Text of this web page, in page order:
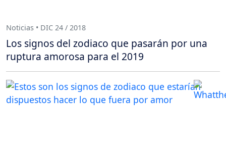
Noticias • DIC 24 / 2018
Los signos del zodiaco que pasarán por una
ruptura amorosa para el 2019